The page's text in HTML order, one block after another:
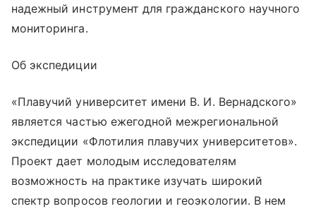
надежный инструмент для гражданского научного
мониторинга.
Об экспедиции
«Плавучий университет имени В. И. Вернадского»
является частью ежегодной межрегиональной
экспедиции «Флотилия плавучих университетов».
Проект дает молодым исследователям
возможность на практике изучать широкий
спектр вопросов геологии и геоэкологии. В нем